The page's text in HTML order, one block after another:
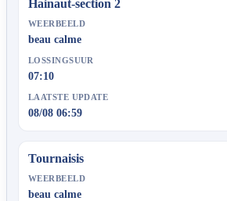
Hainaut-section 2
WEERBEELD
beau calme
LOSSINGSUUR
07:10
LAATSTE UPDATE
08/08 06:59
Tournaisis
WEERBEELD
beau calme